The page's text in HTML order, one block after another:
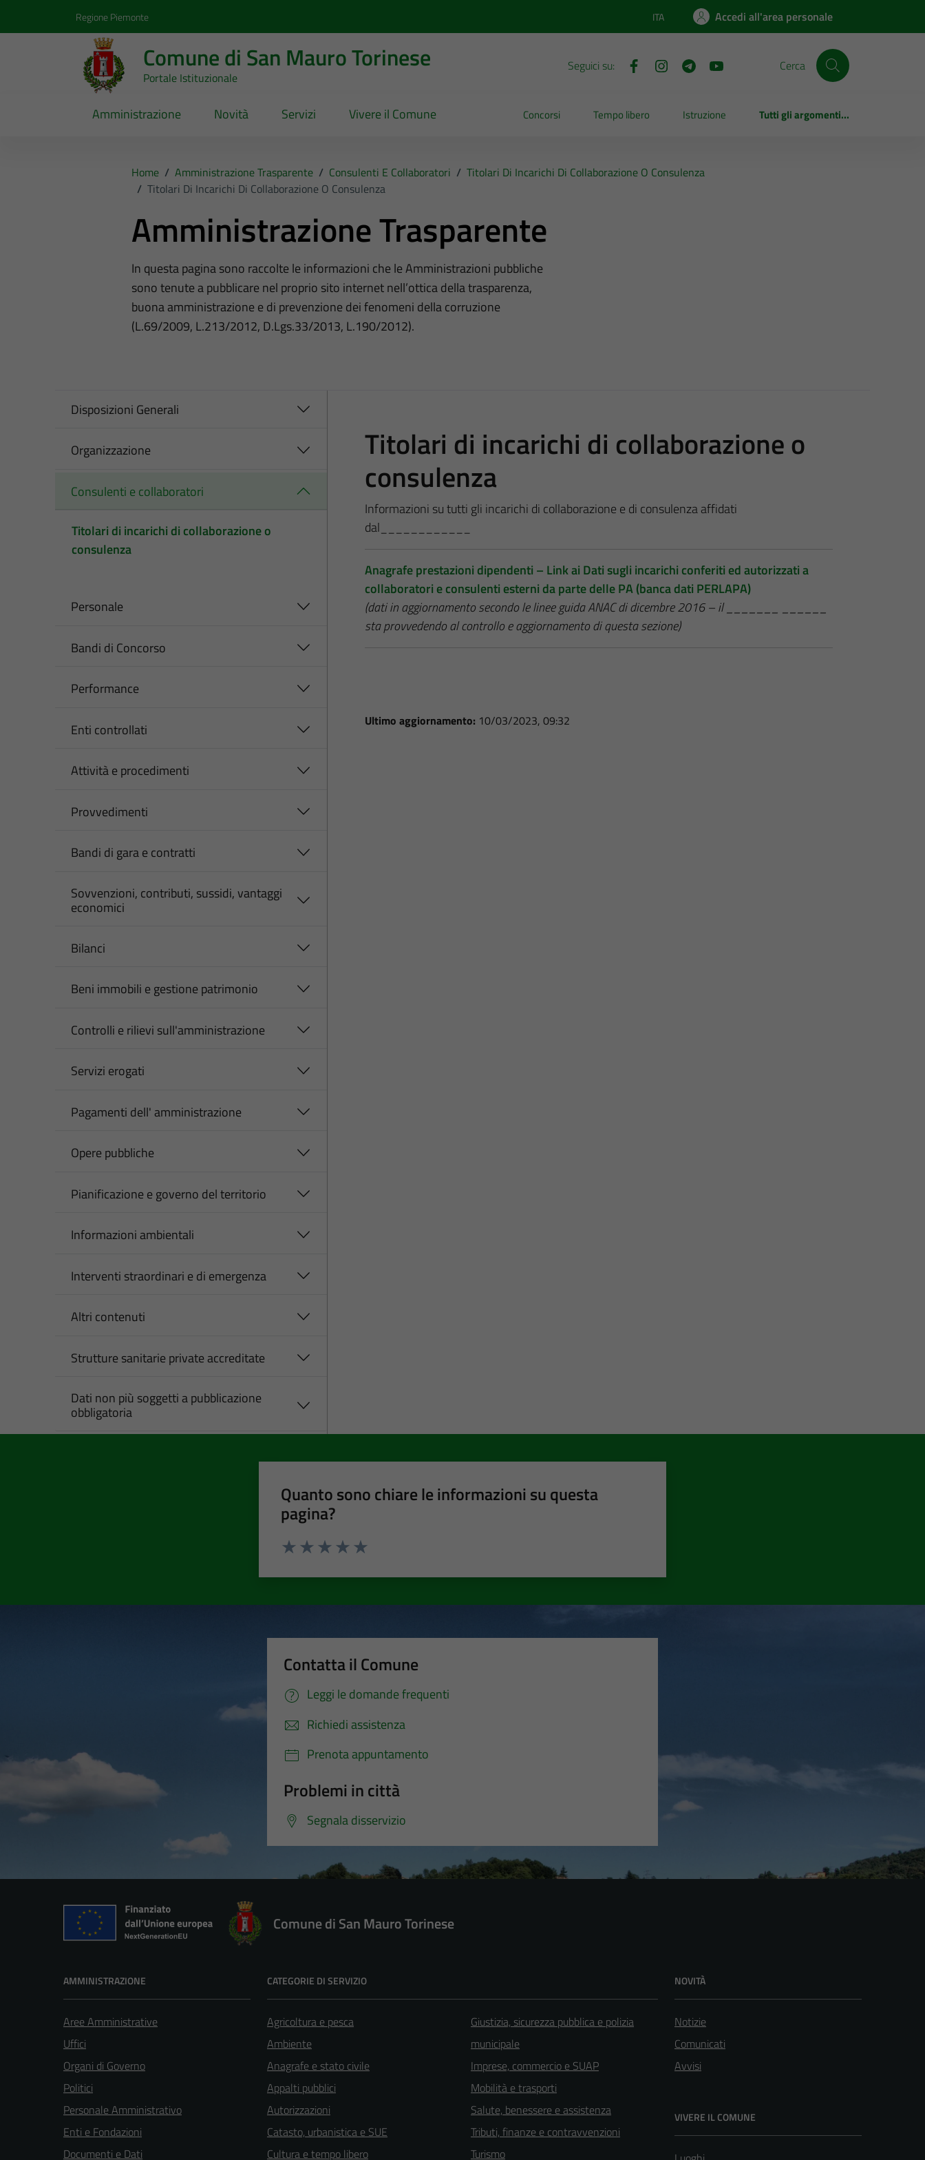
Regione Piemonte Lingua attiva:
ITA Accedi all'area personale
Comune di San Mauro Torinese
Portale Istituzionale
Seguici su: Cerca
Amministrazione Novità Servizi Vivere il Comune Concorsi Tempo libero Istruzione Tutti gli argomenti...
Home / Amministrazione Trasparente / Consulenti E Collaboratori / Titolari Di Incarichi Di Collaborazione O Consulenza
/ Titolari Di Incarichi Di Collaborazione O Consulenza
Amministrazione Trasparente
In questa pagina sono raccolte le informazioni che le Amministrazioni pubbliche
sono tenute a pubblicare nel proprio sito internet nell’ottica della trasparenza,
buona amministrazione e di prevenzione dei fenomeni della corruzione
(L.69/2009, L.213/2012, D.Lgs.33/2013, L.190/2012).
Disposizioni Generali
Organizzazione
Consulenti e collaboratori
Titolari di incarichi di collaborazione o
consulenza
Personale
Bandi di Concorso
Performance
Enti controllati
Attività e procedimenti
Provvedimenti
Bandi di gara e contratti
Sovvenzioni, contributi, sussidi, vantaggi
economici
Bilanci
Beni immobili e gestione patrimonio
Controlli e rilievi sull'amministrazione
Servizi erogati
Pagamenti dell' amministrazione
Opere pubbliche
Pianificazione e governo del territorio
Informazioni ambientali
Interventi straordinari e di emergenza
Altri contenuti
Strutture sanitarie private accreditate
Dati non più soggetti a pubblicazione
obbligatoria
Titolari di incarichi di collaborazione o
consulenza
Informazioni su tutti gli incarichi di collaborazione e di consulenza affidati
dal____________
Anagrafe prestazioni dipendenti – Link ai Dati sugli incarichi conferiti ed autorizzati a
collaboratori e consulenti esterni da parte delle PA (banca dati PERLAPA)
(dati in aggiornamento secondo le linee guida ANAC di dicembre 2016 – il _______ ______
sta provvedendo al controllo e aggiornamento di questa sezione)
Ultimo aggiornamento: 10/03/2023, 09:32
Quanto sono chiare le informazioni su questa
pagina?
Contatta il Comune
Leggi le domande frequenti
Richiedi assistenza
Prenota appuntamento
Problemi in città
Segnala disservizio
Comune di San Mauro Torinese
AMMINISTRAZIONE
Aree Amministrative
Uffici
Organi di Governo
Politici
Personale Amministrativo
Enti e Fondazioni
Documenti e Dati
CATEGORIE DI SERVIZIO
Agricoltura e pesca
Ambiente
Anagrafe e stato civile
Appalti pubblici
Autorizzazioni
Catasto, urbanistica e SUE
Cultura e tempo libero
Giustizia, sicurezza pubblica e polizia
municipale
Imprese, commercio e SUAP
Mobilità e trasporti
Salute, benessere e assistenza
Tributi, finanze e contravvenzioni
Turismo
NOVITÀ
Notizie
Comunicati
Avvisi
VIVERE IL COMUNE